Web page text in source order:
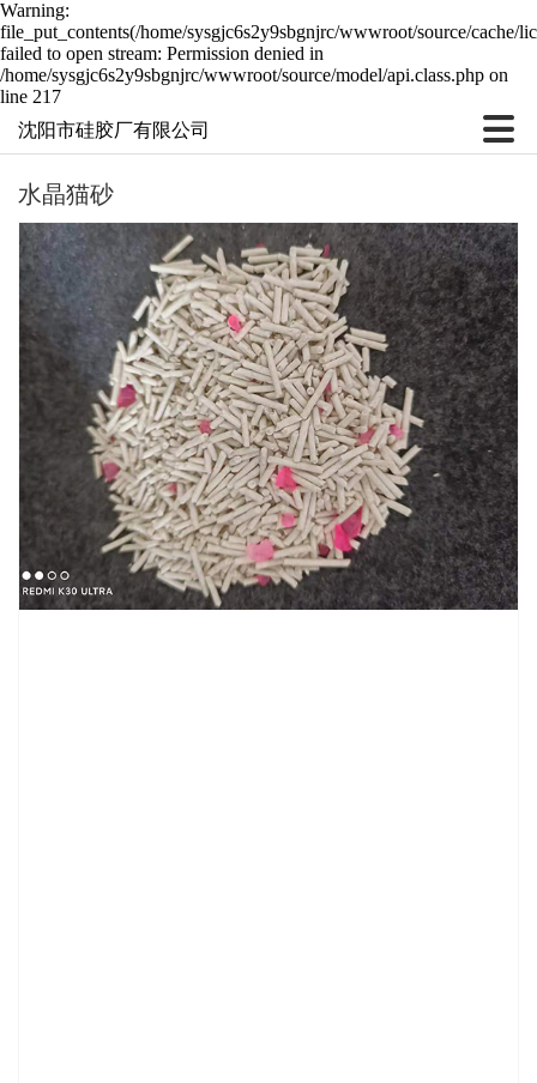
Warning:
file_put_contents(/home/sysgjc6s2y9sbgnjrc/wwwroot/source/cache/
failed to open stream: Permission denied in
/home/sysgjc6s2y9sbgnjrc/wwwroot/source/model/api.class.php on
line 217
沈阳市硅胶厂有限公司
水晶猫砂